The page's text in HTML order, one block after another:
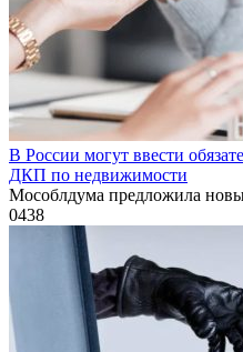
В России могут ввести
ДКП по недвижимости
Мособлдума предложила
0438